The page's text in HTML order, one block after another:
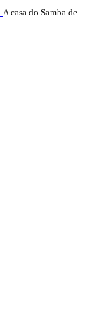
A casa do Samba de